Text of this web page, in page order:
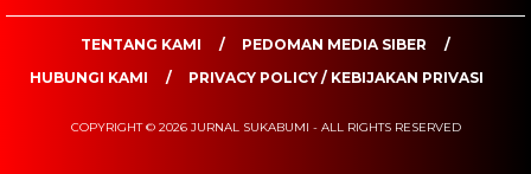
TENTANG KAMI
PEDOMAN MEDIA SIBER
HUBUNGI KAMI
PRIVACY POLICY / KEBIJAKAN PRIVASI
COPYRIGHT © 2026 JURNAL SUKABUMI - ALL RIGHTS RESERVED